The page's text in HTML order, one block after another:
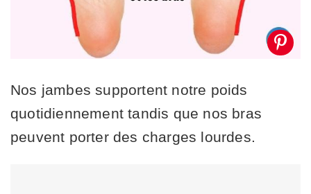
Nos jambes supportent notre poids
quotidiennement tandis que nos bras
peuvent porter des charges lourdes.